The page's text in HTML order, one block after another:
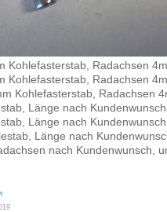
Kohlefasterstab, Radachsen
Kohlefasterstab, Radachsen
Kohlefasterstab, Radachsen
Länge nach
Länge nach
Länge nach
nach Kundenwunsch,